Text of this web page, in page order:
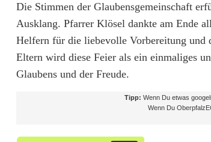
Die Stimmen der Glaubensgemeinschaft
Ausklang. Pfarrer Klösel dankte am Ende
Helfern für die liebevolle Vorbereitung und
Eltern wird diese Feier als ein einmaliges
Glaubens und der Freude.
Tipp: Wenn Du etwas
Wenn Du